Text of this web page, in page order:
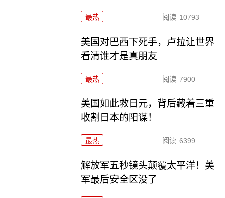
最热 阅读 10793
美国对巴西下死手，卢拉让世界
看清谁才是真朋友
最热 阅读 7900
美国如此救日元，背后藏着三重
收割日本的阳谋！
最热 阅读 6399
解放军五秒镜头颠覆太平洋！美
军最后安全区没了